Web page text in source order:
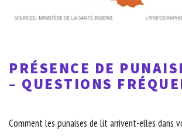
PRÉSENCE DE
– QUESTIONS
Comment les punaises de lit arrivent-elles dans